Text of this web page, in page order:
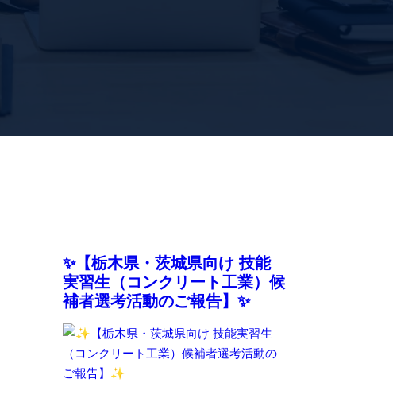
✨【栃木県・茨城県向け 技能
実習生（コンクリート工業）候
補者選考活動のご報告】✨